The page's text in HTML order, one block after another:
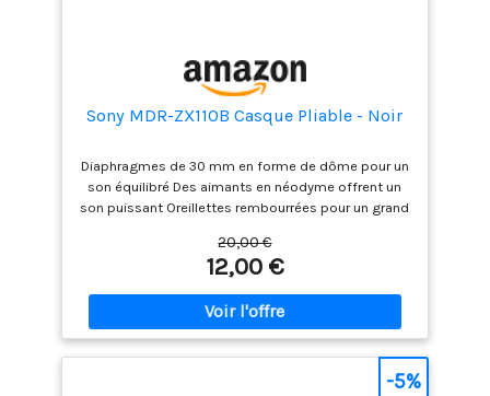
Sony MDR-ZX110B Casque Pliable - Noir
Diaphragmes de 30 mm en forme de dôme pour un
son équilibré Des aimants en néodyme offrent un
son puissant Oreillettes rembourrées pour un grand
kHz Longueur de câble: 1.2 mètres
20,00 €
12,00 €
-5%